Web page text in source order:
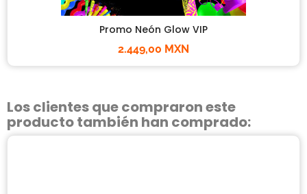
Promo Neón Glow VIP
2.449,00 MXN
Los clientes que compraron este
producto también han comprado: